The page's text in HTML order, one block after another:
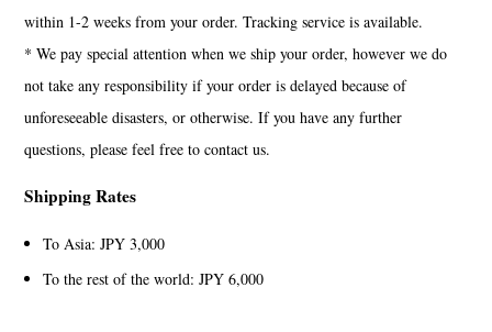
within 1-2 weeks from your order. Tracking service is available.
* We pay special attention when we ship your order, however we do
not take any responsibility if your order is delayed because of
unforeseeable disasters, or otherwise. If you have any further
questions, please feel free to contact us.
Shipping Rates
To Asia: JPY 3,000
To the rest of the world: JPY 6,000